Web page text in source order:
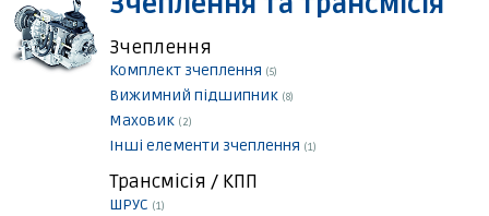
Зчеплення
Комплект зчеплення (5)
Вижимний підшипник (8)
Маховик (2)
Інші елементи зчеплення (1)
Трансмісія / КПП
ШРУС (1)